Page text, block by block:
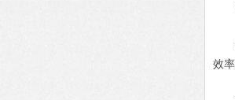
机
效率